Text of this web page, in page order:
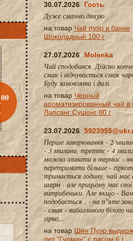
00
30.07.2026 Гость
Дуже смачно.дякую
на товар Чай пуэр в банке
Шоколадный 100 г
27.07.2026 Molenka
Чай сподобався. Дійсно
смак і відчувається смак
Буду замовляти і далі.
на товар Черный
ароматизированный чай в
Лапсанг Сушонг 80 г
23.07.2026
Перше заварювання - 2
- 3 хвилини, треттє - 4
можно зливати в термос -
перетримати більше -
тримається годину, чай має
шарм - але прицьому має свої
витрибеньки. Але якщо - Вам
подобається . - на п"яте
- смак - вибагливого білого
гірко...
на товар Шен Пуэр
лет "Гурман" с рисом 6 г